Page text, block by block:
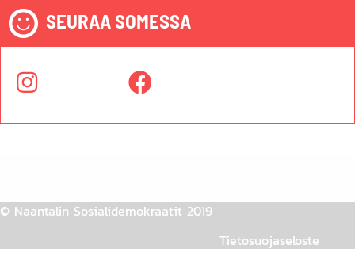
SEURAA SOMESSA
© Naantalin Sosialidemokraatit 2019
Tietosuojaseloste